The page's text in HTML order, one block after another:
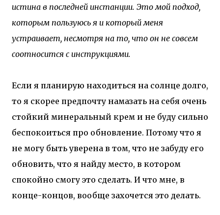
истина в последней инстанции. Это мой подход,
которым пользуюсь я и который меня
устраивает, несмотря на то, что он не совсем
соотносится с инструкциями.
Если я планирую находиться на солнце долго,
то я скорее предпочту намазать на себя очень
стойкий минеральный крем и не буду сильно
беспокоиться про обновление. Потому что я
не могу быть уверена в том, что не забуду его
обновить, что я найду место, в котором
спокойно смогу это сделать. И что мне, в
конце-концов, вообще захочется это делать.